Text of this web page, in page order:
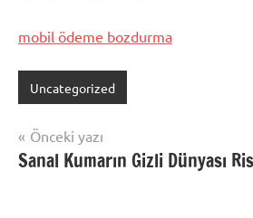
mobil ödeme bozdurma
Uncategorized
Yazı
gezinmesi
Önceki yazı
Sanal Kumarın Gizli Dünyası